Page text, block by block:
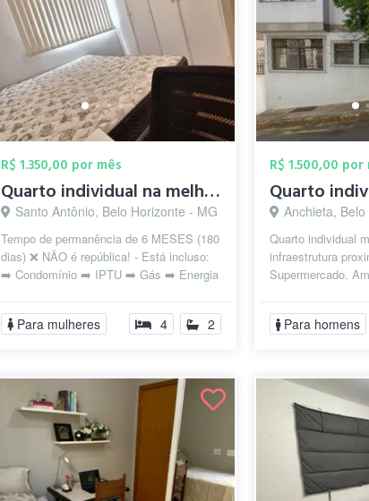
R$ 1.350,00 por mês
Quarto individual na melhor região da Sa...
Santo Antônio, Belo Horizonte - MG
Tempo de permanência de 6 MESES (180
dias) ❌ NÃO é república! - Está incluso:
➡️ Condomínio ➡️ IPTU ➡️ Gás ➡️ Energia
Para mulheres 4 2
R$ 1.500,00 por
Anchieta,
Quarto individual
infraestrutura
Supermercado.
Para homens